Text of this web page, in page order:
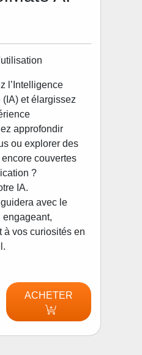
l’Intelligence
et élargissez
approfondir
ou explorer des
couvertes
?
IA.
avec le
engageant,
à vos curiosités en
ACHETER